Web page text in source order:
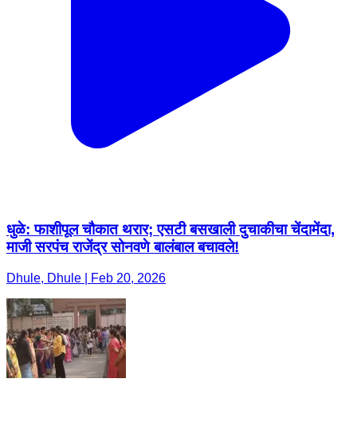
धुळे: फाशीपूल चौकात थरार; एसटी बसखाली दुचाकीचा चेंदामेंदा,
माजी सरपंच राजेंद्र सोनवणे बालंबाल बचावले!
Dhule, Dhule | Feb 20, 2026